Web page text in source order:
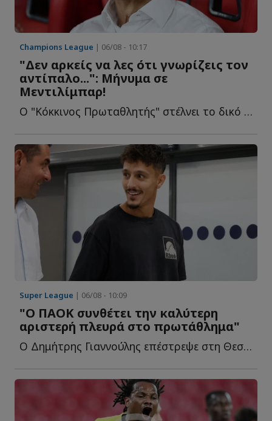
Champions League | 06/08 - 10:17
"Δεν αρκείς να λες ότι γνωρίζεις τον
αντίπαλο...": Μήνυμα σε
Μεντιλίμπαρ!
Ο "Κόκκινος Πρωταθλητής" στέλνει το δικό του μήνυμα σ...
Super League | 06/08 - 10:09
"Ο ΠΑΟΚ συνθέτει την καλύτερη
αριστερή πλευρά στο πρωτάθλημα"
Ο Δημήτρης Γιαννούλης επέστρεψε στη Θεσσαλονίκη και ο...